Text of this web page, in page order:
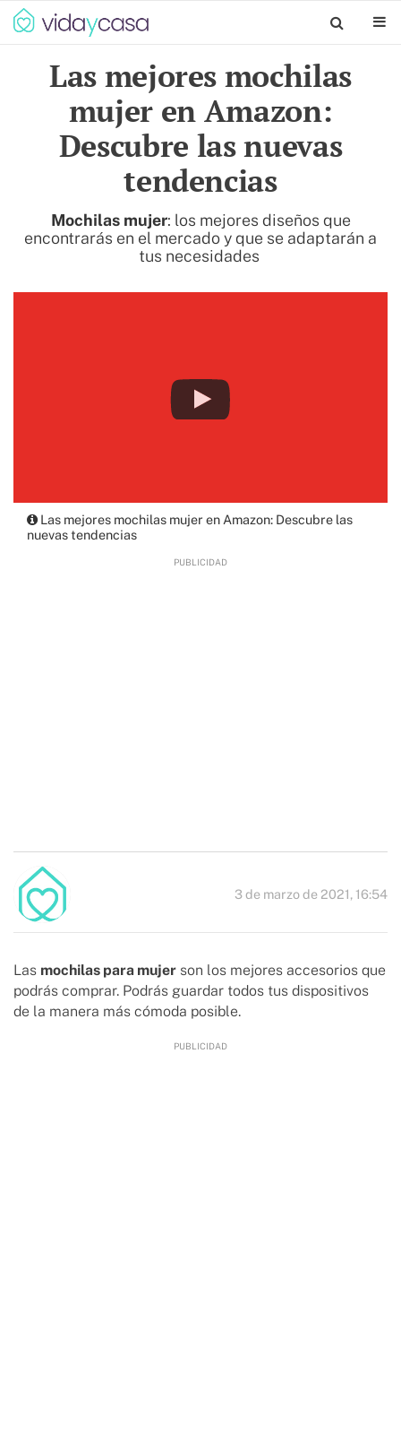
Las mejores mochilas
mujer en Amazon:
Descubre las nuevas
tendencias
Mochilas mujer: los mejores diseños que
encontrarás en el mercado y que se adaptarán a
tus necesidades
Las mejores mochilas mujer en Amazon: Descubre las
nuevas tendencias
3 de marzo de 2021, 16:54
Las mochilas para mujer son los mejores accesorios que
podrás comprar. Podrás guardar todos tus dispositivos
de la manera más cómoda posible.